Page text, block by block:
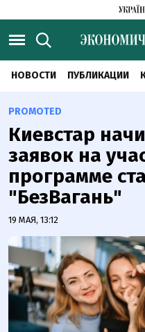
НОВОСТИ ПУБЛИКАЦИИ
PROMOTED
Киевстар
заявок на
программе
"БезВагань"
19 МАЯ, 13:12